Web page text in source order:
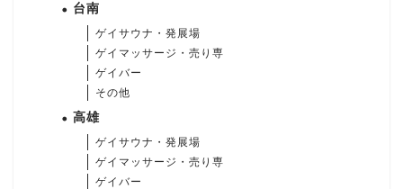
台南
ゲイサウナ・発展場
ゲイマッサージ・売り専
ゲイバー
その他
高雄
ゲイサウナ・発展場
ゲイマッサージ・売り専
ゲイバー